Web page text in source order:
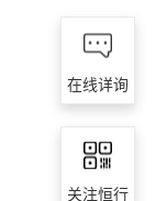
在线详询
关注恒行